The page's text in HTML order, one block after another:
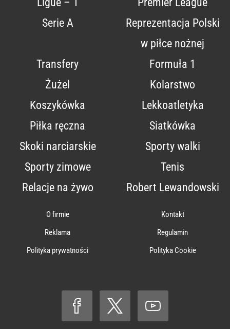
Serie A
Reprezentacja Polski
w piłce nożnej
Transfery
Formuła 1
Żużel
Kolarstwo
Koszykówka
Lekkoatletyka
Piłka ręczna
Siatkówka
Skoki narciarskie
Sporty walki
Sporty zimowe
Tenis
Relacje na żywo
Robert Lewandowski
O firmie
Kontakt
Reklama
Regulamin
Polityka prywatności
Polityka Cookie